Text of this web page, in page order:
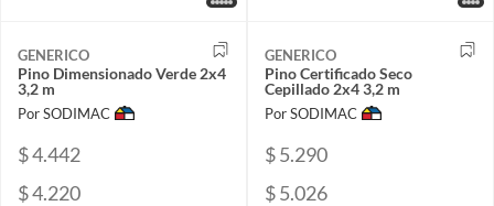
GENERICO
Pino Dimensionado Verde 2x4
3,2 m
Por SODIMAC
$ 4.442
$ 4.220
GENERICO
Pino Certificado Seco
Cepillado 2x4 3,2 m
Por SODIMAC
$ 5.290
$ 5.026